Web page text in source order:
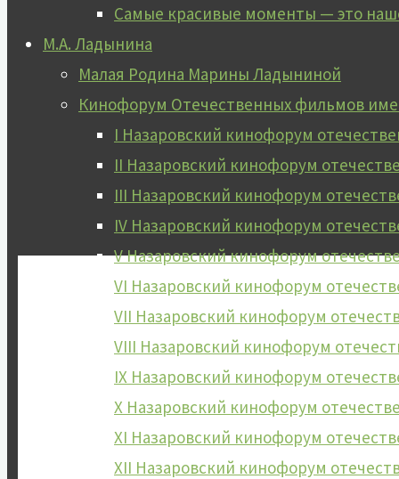
Самые красивые моменты — это
М.А. Ладынина
Малая Родина Марины Ладыниной
Кинофорум Отечественных фильмов
I Назаровский кинофорум
II Назаровский кинофорум
III Назаровский кинофорум
IV Назаровский кинофорум
V Назаровский кинофорум
VI Назаровский кинофорум
VII Назаровский кинофорум
VIII Назаровский кинофорум
IX Назаровский кинофорум
X Назаровский кинофорум
XI Назаровский кинофорум
XII Назаровский кинофорум